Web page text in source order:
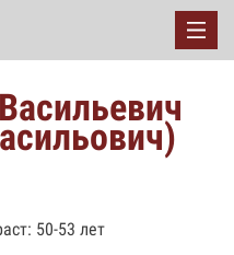
50-53 лет